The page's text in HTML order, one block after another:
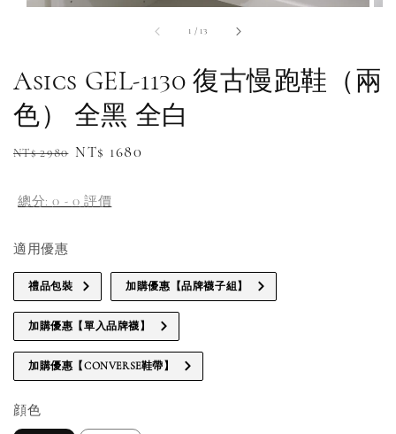
1 / 13
Asics GEL-1130 復古慢跑鞋（兩
色） 全黑 全白
Regular
NT$ 2980 Sale
NT$ 1680
總分:0 - 0 評價
適用優惠
禮品包裝 加購優惠【品牌襪子組】
加購優惠【單入品牌襪】
加購優惠【CONVERSE鞋帶】
顔色